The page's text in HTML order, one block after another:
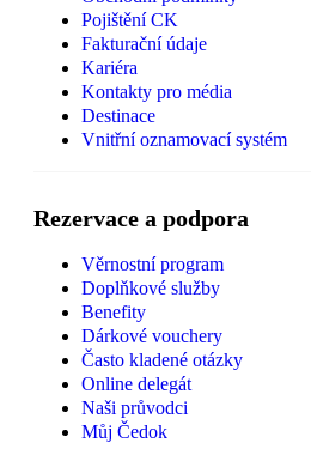
Pojištění CK
Fakturační údaje
Kariéra
Kontakty pro média
Destinace
Vnitřní oznamovací systém
Rezervace a podpora
Věrnostní program
Doplňkové služby
Benefity
Dárkové vouchery
Často kladené otázky
Online delegát
Naši průvodci
Můj Čedok